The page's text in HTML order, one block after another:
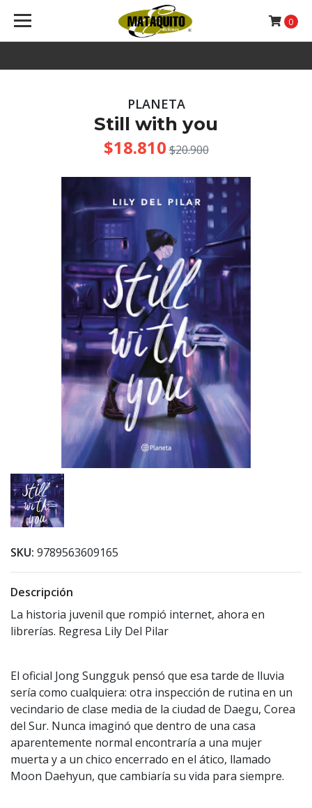
0
PLANETA
Still with you
$18.810 $20.900
SKU: 9789563609165
Descripción
La historia juvenil que rompió internet, ahora en
librerías. Regresa Lily Del Pilar
El oficial Jong Sungguk pensó que esa tarde de lluvia
sería como cualquiera: otra inspección de rutina en un
vecindario de clase media de la ciudad de Daegu, Corea
del Sur. Nunca imaginó que dentro de una casa
aparentemente normal encontraría a una mujer
muerta y a un chico encerrado en el ático, llamado
Moon Daehyun, que cambiaría su vida para siempre.